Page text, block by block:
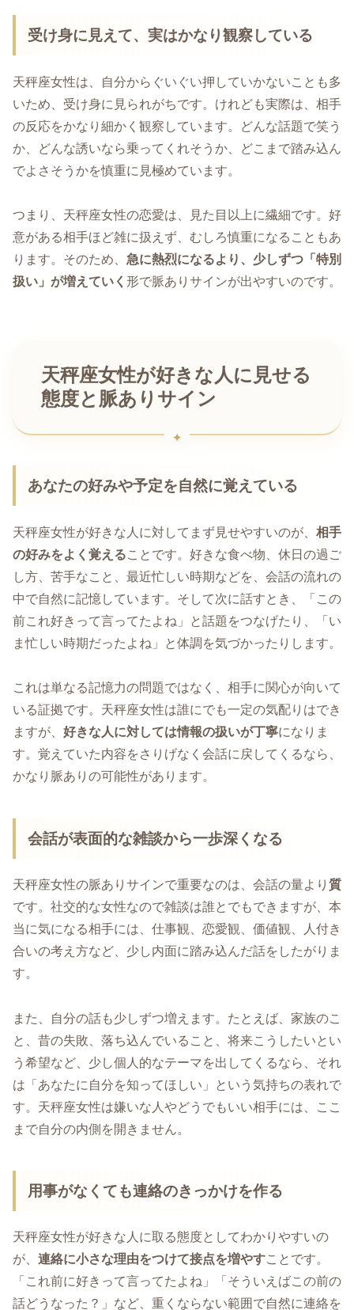
受け身に見えて、実はかなり観察している
天秤座女性は、自分からぐいぐい押していかないことも多
いため、受け身に見られがちです。けれども実際は、相手
の反応をかなり細かく観察しています。どんな話題で笑う
か、どんな誘いなら乗ってくれそうか、どこまで踏み込ん
でよさそうかを慎重に見極めています。
つまり、天秤座女性の恋愛は、見た目以上に繊細です。好
意がある相手ほど雑に扱えず、むしろ慎重になることもあ
ります。そのため、 急に熱烈になるより、少しずつ「特別
扱い」が増えていく 形で脈ありサインが出やすいのです。
天秤座女性が好きな人に見せる
態度と脈ありサイン
あなたの好みや予定を自然に覚えている
天秤座女性が好きな人に対してまず見せやすいのが、 相手
の好みをよく覚えることです。好きな食べ物、休日の過ご
し方、苦手なこと、最近忙しい時期などを、会話の流れの
中で自然に記憶しています。そして次に話すとき、「この
前これ好きって言ってたよね」と話題をつなげたり、「い
ま忙しい時期だったよね」と体調を気づかったりします。
これは単なる記憶力の問題ではなく、相手に関心が向いて
いる証拠です。天秤座女性は誰にでも一定の気配りはでき
ますが、 好きな人に対しては情報の扱いが丁寧になりま
す。覚えていた内容をさりげなく会話に戻してくるなら、
かなり脈ありの可能性があります。
会話が表面的な雑談から一歩深くなる
天秤座女性の脈ありサインで重要なのは、会話の量より 質
です。社交的な女性なので雑談は誰とでもできますが、本
当に気になる相手には、仕事観、恋愛観、価値観、人付き
合いの考え方など、少し内面に踏み込んだ話をしたがりま
す。
また、自分の話も少しずつ増えます。たとえば、家族のこ
と、昔の失敗、落ち込んでいること、将来こうしたいとい
う希望など、少し個人的なテーマを出してくるなら、それ
は「あなたに自分を知ってほしい」という気持ちの表れで
す。天秤座女性は嫌いな人やどうでもいい相手には、ここ
まで自分の内側を開きません。
用事がなくても連絡のきっかけを作る
天秤座女性が好きな人に取る態度としてわかりやすいの
が、 連絡に小さな理由をつけて接点を増やすことです。
「これ前に好きって言ってたよね」「そういえばこの前の
話どうなった？」など、重くならない範囲で自然に連絡を